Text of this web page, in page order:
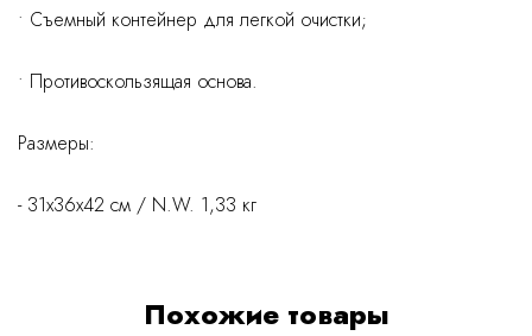
• Съемный контейнер для легкой очистки;
• Противоскользящая основа.
Размеры:
- 31x36x42 см / N.W. 1,33 кг
Похожие товары